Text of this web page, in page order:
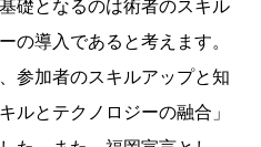
礎となるのは術者のスキル
の導入であると考えます。
参加者のスキルアップと知
ルとテクノロジーの融合」